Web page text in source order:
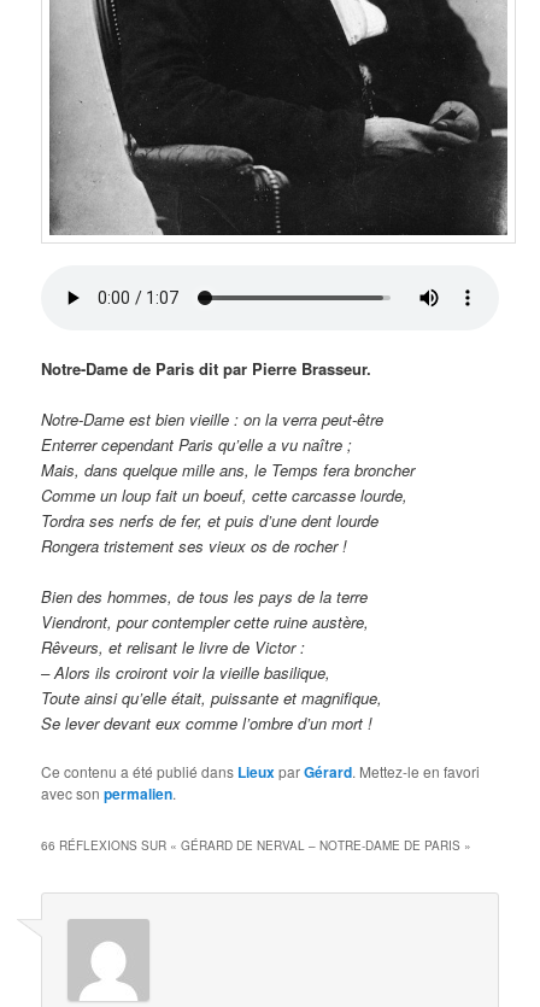
Notre-Dame de Paris dit par Pierre Brasseur.
Notre-Dame est bien vieille : on la verra peut-être
Enterrer cependant Paris qu’elle a vu naître ;
Mais, dans quelque mille ans, le Temps fera broncher
Comme un loup fait un boeuf, cette carcasse lourde,
Tordra ses nerfs de fer, et puis d’une dent lourde
Rongera tristement ses vieux os de rocher !
Bien des hommes, de tous les pays de la terre
Viendront, pour contempler cette ruine austère,
Rêveurs, et relisant le livre de Victor :
– Alors ils croiront voir la vieille basilique,
Toute ainsi qu’elle était, puissante et magnifique,
Se lever devant eux comme l’ombre d’un mort !
Ce contenu a été publié dans LieuxparGérard. Mettez-le en favori
avec sonpermalien.
66 RÉFLEXIONS SUR «GÉRARD DE NERVAL – NOTRE-DAME DE PARIS »